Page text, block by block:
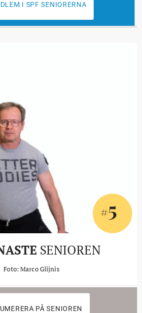
I SPF SENIORERNA
#5
SENIOREN
Foto: Marco Glijnis
PÅ SENIOREN